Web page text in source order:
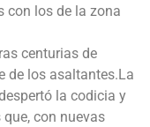
con los de la zona
centurias de
de los asaltantes.La
la codicia y
con nuevas